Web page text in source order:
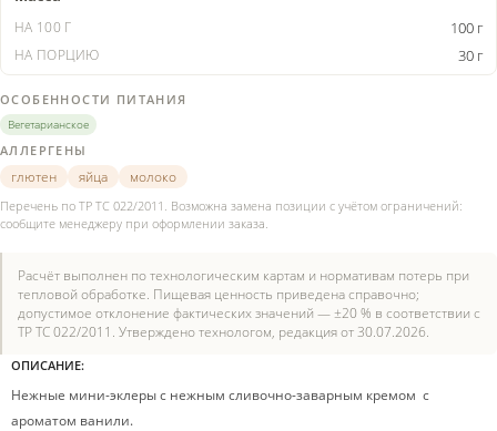
100 г
30 г
ОСОБЕННОСТИ ПИТАНИЯ
Вегетарианское
АЛЛЕРГЕНЫ
глютен
яйца
молоко
Перечень по ТР ТС 022/2011. Возможна замена позиции с учётом ограничений:
сообщите менеджеру при оформлении заказа.
Расчёт выполнен по технологическим картам и нормативам потерь при
тепловой обработке. Пищевая ценность приведена справочно;
допустимое отклонение фактических значений — ±20 % в соответствии с
ТР ТС 022/2011. Утверждено технологом, редакция от 30.07.2026.
ОПИСАНИЕ:
Нежные мини-эклеры с нежным сливочно-заварным кремом с
ароматом ванили.